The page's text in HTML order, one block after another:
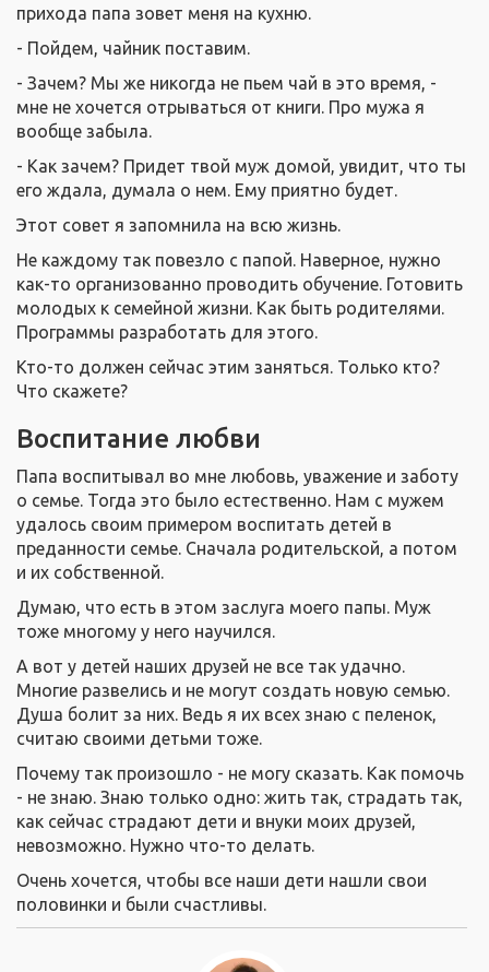
прихода папа зовет меня на кухню.
- Пойдем, чайник поставим.
- Зачем? Мы же никогда не пьем чай в это время, -
мне не хочется отрываться от книги. Про мужа я
вообще забыла.
- Как зачем? Придет твой муж домой, увидит, что ты
его ждала, думала о нем. Ему приятно будет.
Этот совет я запомнила на всю жизнь.
Не каждому так повезло с папой. Наверное, нужно
как-то организованно проводить обучение. Готовить
молодых к семейной жизни. Как быть родителями.
Программы разработать для этого.
Кто-то должен сейчас этим заняться. Только кто?
Что скажете?
Воспитание любви
Папа воспитывал во мне любовь, уважение и заботу
о семье. Тогда это было естественно. Нам с мужем
удалось своим примером воспитать детей в
преданности семье. Сначала родительской, а потом
и их собственной.
Думаю, что есть в этом заслуга моего папы. Муж
тоже многому у него научился.
А вот у детей наших друзей не все так удачно.
Многие развелись и не могут создать новую семью.
Душа болит за них. Ведь я их всех знаю с пеленок,
считаю своими детьми тоже.
Почему так произошло - не могу сказать. Как помочь
- не знаю. Знаю только одно: жить так, страдать так,
как сейчас страдают дети и внуки моих друзей,
невозможно. Нужно что-то делать.
Очень хочется, чтобы все наши дети нашли свои
половинки и были счастливы.